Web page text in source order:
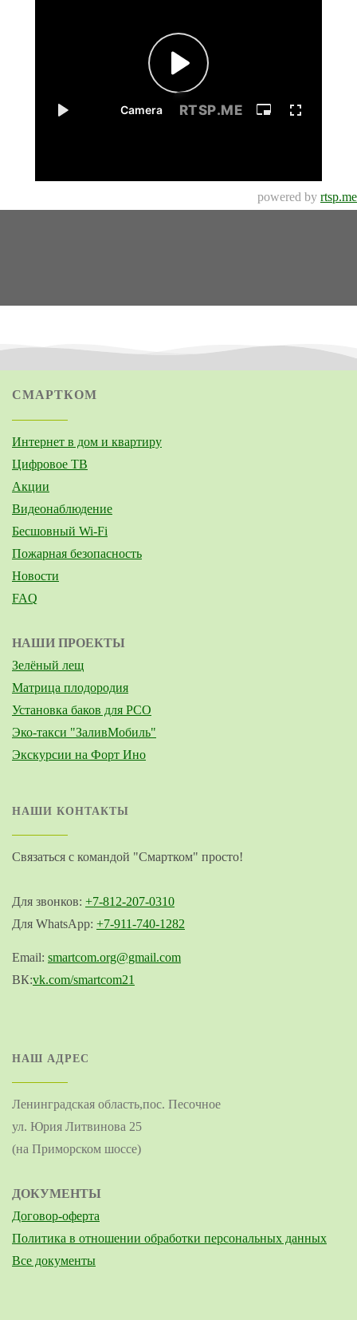
powered by rtsp.me
СМАРТКОМ
Интернет в дом и квартиру
Цифровое ТВ
Акции
Видеонаблюдение
Бесшовный Wi-Fi
Пожарная безопасность
Новости
FAQ
НАШИ ПРОЕКТЫ
Зелёный лещ
Матрица плодородия
Установка баков для РСО
Эко-такси "ЗаливМобиль"
Экскурсии на Форт Ино
НАШИ КОНТАКТЫ
Связаться с командой "Смартком" просто!
Для звонков: +7-812-207-0310
Для WhatsApp: +7-911-740-1282
Email: smartcom.org@gmail.com
ВК:vk.com/smartcom21
НАШ АДРЕС
Ленинградская область,пос. Песочное
ул. Юрия Литвинова 25
(на Приморском шоссе)
ДОКУМЕНТЫ
Договор-оферта
Политика в отношении обработки персональных данных
Все документы